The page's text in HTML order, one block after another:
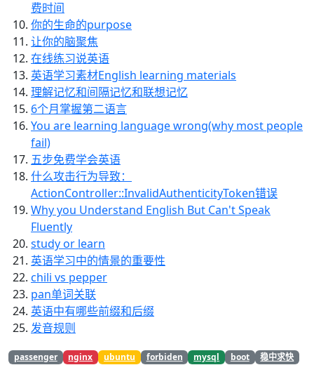
费时间
你的生命的purpose
让你的脑聚焦
在线练习说英语
英语学习素材English learning materials
理解记忆和间隔记忆和联想记忆
6个月掌握第二语言
You are learning language wrong(why most people
fail)
五步免费学会英语
什么攻击行为导致：
ActionController::InvalidAuthenticityToken错误
Why you Understand English But Can't Speak
Fluently
study or learn
英语学习中的情景的重要性
chili vs pepper
pan单词关联
英语中有哪些前缀和后缀
发音规则
passenger nginx ubuntu forbiden mysql boot 稳中求快